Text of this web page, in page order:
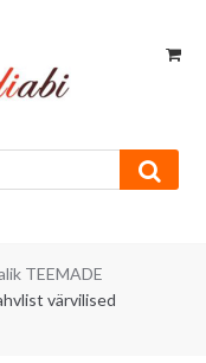
TEEMADE
värvilised